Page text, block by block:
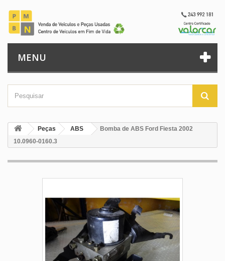
MENU
Peças ABS
Bomba de ABS Ford Fiesta 2002
10.0960-0160.3